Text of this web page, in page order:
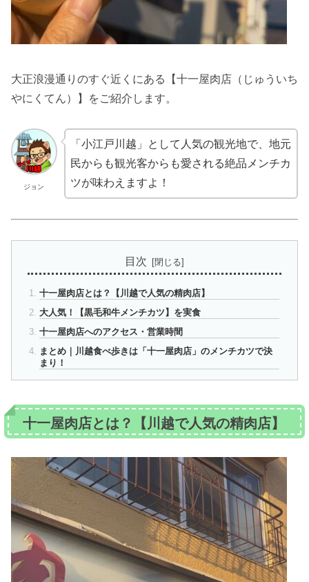
大正浪漫通りのすぐ近くにある【十一屋肉店（じゅういち
やにくてん）】をご紹介します。
ジョン
「小江戸川越」として人気の観光地で、地元
民からも観光客からも愛される絶品メンチカ
ツが味わえますよ！
目次
十一屋肉店とは？【川越で人気の精肉店】
大人気！【黒毛和牛メンチカツ】を実食
十一屋肉店へのアクセス・営業時間
まとめ｜川越食べ歩きは「十一屋肉店」のメンチカツで決
まり！
十一屋肉店とは？【川越で人気の精肉店】